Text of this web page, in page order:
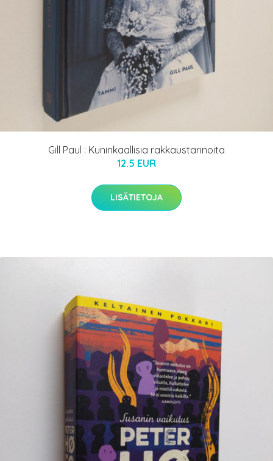
Gill Paul : Kuninkaallisia rakkaustarinoita
12.5 EUR
LISÄTIETOJA